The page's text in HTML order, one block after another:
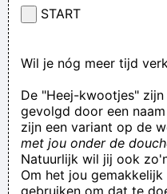
START
Wil je nóg meer tijd
De "Heej-kwootjes"
gevolgd door een
zijn een variant op de
met jou onder de
Natuurlijk wil jij ook
Om het jou
gebruiken om dat te